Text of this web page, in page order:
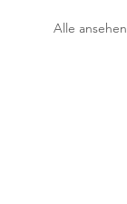
Alle ansehen